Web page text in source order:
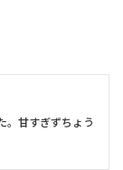
。甘すぎずちょう